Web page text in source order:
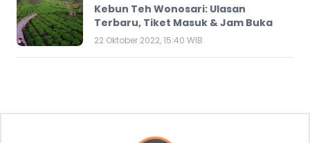
Kebun Teh Wonosari: Ulasan
Terbaru, Tiket Masuk & Jam Buka
22 Oktober 2022, 15:40 WIB